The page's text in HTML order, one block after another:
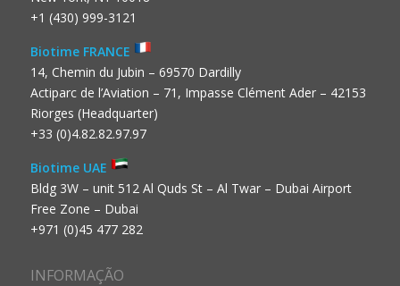
+1 (430) 999-3121
Biotime FRANCE
14, Chemin du Jubin – 69570 Dardilly
Actiparc de l’Aviation – 71, Impasse Clément Ader – 42153
Riorges (Headquarter)
+33 (0)4.82.82.97.97
Biotime UAE
Bldg 3W – unit 512 Al Quds St – Al Twar – Dubai Airport
Free Zone – Dubai
+971 (0)45 477 282
INFORMAÇÃO